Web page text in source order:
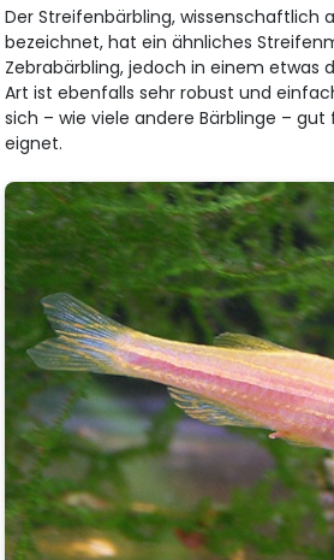
Der Streifenbärbling, wissenschaftlich
bezeichnet, hat ein ähnliches
Zebrabärbling, jedoch in einem etwas
Art ist ebenfalls sehr robust und
sich – wie viele andere Bärblinge –
eignet.